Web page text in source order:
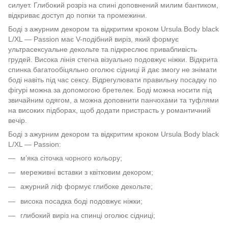
силует. Глибокий розріз на спині доповнений милим бантиком,
відкриває доступ до попки та промежини.
Боді з ажурним декором та відкритим кроком Ursula Body black
L/XL — Passion має V-подібний виріз, який формує
ультрасексуальне декольте та підкреслює привабливість
грудей. Висока лінія стегна візуально подовжує ніжки. Відкрита
спинка багатообіцяльно оголює сідниці й дає змогу не знімати
боді навіть під час сексу. Відрегулювати правильну посадку по
фігурі можна за допомогою бретелек. Боді можна носити під
звичайним одягом, а можна доповнити панчохами та туфлями
на високих підборах, щоб додати пристрасть у романтичний
вечір.
Боді з ажурним декором та відкритим кроком Ursula Body black
L/XL — Passion:
м’яка сіточка чорного кольору;
мереживні вставки з квітковим декором;
ажурний ліф формує глибоке декольте;
висока посадка боді подовжує ніжки;
глибокий виріз на спинці оголює сідниці;